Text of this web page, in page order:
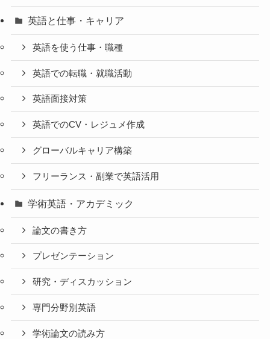
英語と仕事・キャリア
英語を使う仕事・職種
英語での転職・就職活動
英語面接対策
英語でのCV・レジュメ作成
グローバルキャリア構築
フリーランス・副業で英語活用
学術英語・アカデミック
論文の書き方
プレゼンテーション
研究・ディスカッション
専門分野別英語
学術論文の読み方